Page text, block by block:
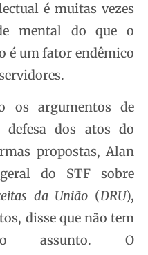
é muitas vezes
mental do que o
é um fator endêmico
os argumentos de
dos atos do
propostas, Alan
do STF sobre
da União (DRU),
disse que não tem
assunto. O